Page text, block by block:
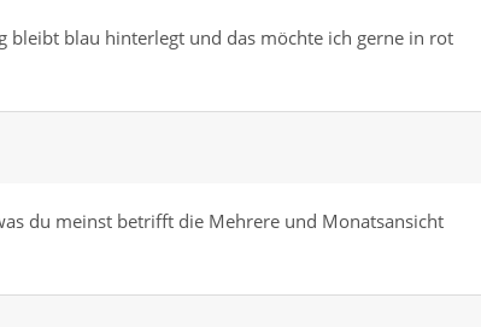
bleibt blau hinterlegt und das möchte ich gerne in rot
du meinst betrifft die Mehrere und Monatsansicht